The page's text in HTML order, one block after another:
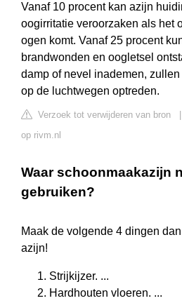
Vanaf 10 procent kan azijn
oogirritatie veroorzaken als het
ogen komt. Vanaf 25 procent
brandwonden en oogletsel
damp of nevel inademen,
op de luchtwegen optreden.
Verzoek tot verwijderen van bron
op rivm.nl
Waar schoonmaakazijn
gebruiken?
Maak de volgende 4 dingen
azijn!
Strijkijzer. ...
Hardhouten vloeren. ...